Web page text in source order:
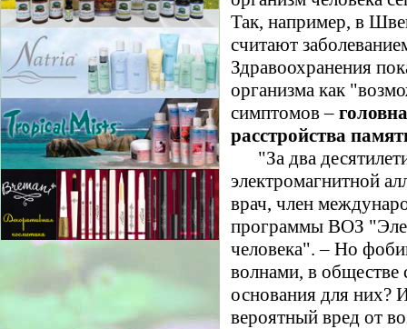
Так, например, в
считают
Здравоохранения
организма как
симптомов –
расстройства
"За два
электромагнитной
врач, член
программы ВОЗ
человека". – Но
волнами, в обществе
основания для них?
вероятный вред от